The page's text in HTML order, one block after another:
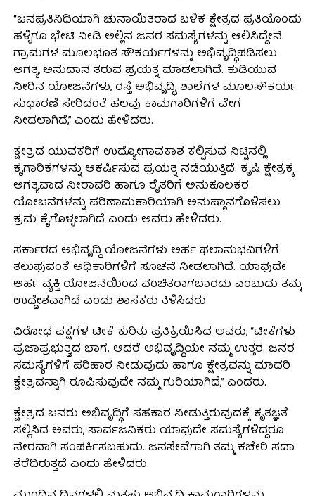
“ಜನಪ್ರತಿನಿಧಿಯಾಗಿ ಚುನಾಯಿತರಾದ ಬಳಿಕ ಕ್ಷೇತ್ರದ ಪ್ರತಿಯೊಂದು
ಹಳ್ಳಿಗೂ ಭೇಟಿ ನೀಡಿ ಅಲ್ಲಿನ ಜನರ ಸಮಸ್ಯೆಗಳನ್ನು ಆಲಿಸಿದ್ದೇನೆ.
ಗ್ರಾಮಗಳ ಮೂಲಭೂತ ಸೌಕರ್ಯಗಳನ್ನು ಅಭಿವೃದ್ಧಿಪಡಿಸಲು
ಅಗತ್ಯ ಅನುದಾನ ತರುವ ಪ್ರಯತ್ನ ಮಾಡಲಾಗಿದೆ. ಕುಡಿಯುವ
ನೀರಿನ ಯೋಜನೆಗಳು, ರಸ್ತೆ ಅಭಿವೃದ್ಧಿ, ಶಾಲೆಗಳ ಮೂಲಸೌಕರ್ಯ
ಸುಧಾರಣೆ ಸೇರಿದಂತೆ ಹಲವು ಕಾಮಗಾರಿಗಳಿಗೆ ವೇಗ
ನೀಡಲಾಗಿದೆ,” ಎಂದು ಹೇಳಿದರು.
ಕ್ಷೇತ್ರದ ಯುವಕರಿಗೆ ಉದ್ಯೋಗಾವಕಾಶ ಕಲ್ಪಿಸುವ ನಿಟ್ಟಿನಲ್ಲಿ
ಕೈಗಾರಿಕೆಗಳನ್ನು ಆಕರ್ಷಿಸುವ ಪ್ರಯತ್ನ ನಡೆಯುತ್ತಿದೆ. ಕೃಷಿ ಕ್ಷೇತ್ರಕ್ಕೆ
ಅಗತ್ಯವಾದ ನೀರಾವರಿ ಹಾಗೂ ರೈತರಿಗೆ ಅನುಕೂಲಕರ
ಯೋಜನೆಗಳನ್ನು ಪರಿಣಾಮಕಾರಿಯಾಗಿ ಅನುಷ್ಠಾನಗೊಳಿಸಲು
ಕ್ರಮ ಕೈಗೊಳ್ಳಲಾಗಿದೆ ಎಂದು ಅವರು ಹೇಳಿದರು.
ಸರ್ಕಾರದ ಅಭಿವೃದ್ಧಿ ಯೋಜನೆಗಳು ಅರ್ಹ ಫಲಾನುಭವಿಗಳಿಗೆ
ತಲುಪುವಂತೆ ಅಧಿಕಾರಿಗಳಿಗೆ ಸೂಚನೆ ನೀಡಲಾಗಿದೆ. ಯಾವುದೇ
ಅರ್ಹ ವ್ಯಕ್ತಿ ಯೋಜನೆಯಿಂದ ವಂಚಿತರಾಗಬಾರದು ಎಂಬುದು ತಮ್ಮ
ಉದ್ದೇಶವಾಗಿದೆ ಎಂದು ಶಾಸಕರು ತಿಳಿಸಿದರು.
ವಿರೋಧ ಪಕ್ಷಗಳ ಟೀಕೆ ಕುರಿತು ಪ್ರತಿಕ್ರಿಯಿಸಿದ ಅವರು, “ಟೀಕೆಗಳು
ಪ್ರಜಾಪ್ರಭುತ್ವದ ಭಾಗ. ಆದರೆ ಅಭಿವೃದ್ಧಿಯೇ ನಮ್ಮ ಉತ್ತರ. ಜನರ
ಸಮಸ್ಯೆಗಳಿಗೆ ಪರಿಹಾರ ನೀಡುವುದು ಹಾಗೂ ಕ್ಷೇತ್ರವನ್ನು ಮಾದರಿ
ಕ್ಷೇತ್ರವನ್ನಾಗಿ ರೂಪಿಸುವುದೇ ನಮ್ಮ ಗುರಿಯಾಗಿದೆ,” ಎಂದರು.
ಕ್ಷೇತ್ರದ ಜನರು ಅಭಿವೃದ್ಧಿಗೆ ಸಹಕಾರ ನೀಡುತ್ತಿರುವುದಕ್ಕೆ ಕೃತಜ್ಞತೆ
ಸಲ್ಲಿಸಿದ ಅವರು, ಸಾರ್ವಜನಿಕರು ಯಾವುದೇ ಸಮಸ್ಯೆಗಳಿದ್ದರೂ
ನೇರವಾಗಿ ಸಂಪರ್ಕಿಸಬಹುದು. ಜನಸೇವೆಗಾಗಿ ತಮ್ಮ ಕಚೇರಿ ಸದಾ
ತೆರೆದಿರುತ್ತದೆ ಎಂದು ಹೇಳಿದರು.